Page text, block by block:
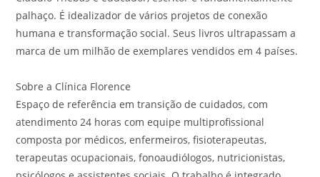
palhaço. É idealizador de vários projetos de conexão
humana e transformação social. Seus livros ultrapassam a
marca de um milhão de exemplares vendidos em 4 países.
Sobre a Clínica Florence
Espaço de referência em transição de cuidados, com
atendimento 24 horas com equipe multiprofissional
composta por médicos, enfermeiros, fisioterapeutas,
terapeutas ocupacionais, fonoaudiólogos, nutricionistas,